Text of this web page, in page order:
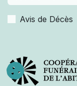
Avis de Décès